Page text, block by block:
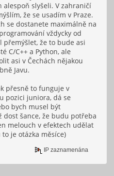
slyšeli. V zahraničí
že se usadím v Praze.
se dostanete maximálně na
vždycky od
přemýšlet, že to bude asi
C/C++ a Python, ale
asi v Čechách nějakou
Javu.
přesně to funguje v
pozici juniora, dá se
bych musel být
dost šance, že budu potřeba
melouch v efektech udělat
je otázka měsíce)
IP zaznamenána